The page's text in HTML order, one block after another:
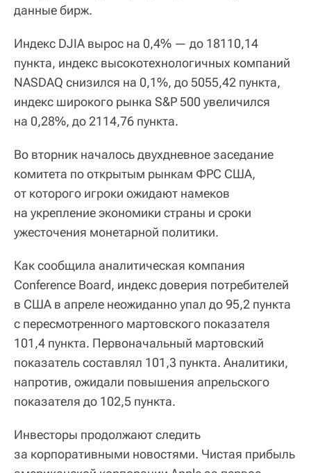
данные бирж.
Индекс DJIA вырос на 0,4% — до 18110,14
пункта, индекс высокотехнологичных компаний
NASDAQ снизился на 0,1%, до 5055,42 пункта,
индекс широкого рынка S&P 500 увеличился
на 0,28%, до 2114,76 пункта.
Во вторник началось двухдневное заседание
комитета по открытым рынкам ФРС США,
от которого игроки ожидают намеков
на укрепление экономики страны и сроки
ужесточения монетарной политики.
Как сообщила аналитическая компания
Conference Board, индекс доверия потребителей
в США в апреле неожиданно упал до 95,2 пункта
с пересмотренного мартовского показателя
101,4 пункта. Первоначальный мартовский
показатель составлял 101,3 пункта. Аналитики,
напротив, ожидали повышения апрельского
показателя до 102,5 пункта.
Инвесторы продолжают следить
за корпоративными новостями. Чистая прибыль